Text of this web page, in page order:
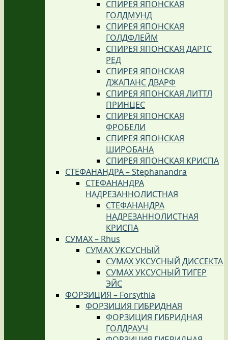
СПИРЕЯ ЯПОНСКАЯ
ГОЛДМУНД
СПИРЕЯ ЯПОНСКАЯ
ГОЛДФЛЕЙМ
СПИРЕЯ ЯПОНСКАЯ ДАРТС
РЕД
СПИРЕЯ ЯПОНСКАЯ
ДЖАПАНС ДВАРФ
СПИРЕЯ ЯПОНСКАЯ ЛИТТЛ
ПРИНЦЕС
СПИРЕЯ ЯПОНСКАЯ
ФРОБЕЛИ
СПИРЕЯ ЯПОНСКАЯ
ШИРОБАНА
СПИРЕЯ ЯПОНСКАЯ КРИСПА
СТЕФАНАНДРА – Stephanandra
СТЕФАНАНДРА
НАДРЕЗАННОЛИСТНАЯ
СТЕФАНАНДРА
НАДРЕЗАННОЛИСТНАЯ
КРИСПА
СУМАХ – Rhus
СУМАХ УКСУСНЫЙ
СУМАХ УКСУСНЫЙ ДИССЕКТА
СУМАХ УКСУСНЫЙ ТИГЕР
ЭЙС
ФОРЗИЦИЯ – Forsythia
ФОРЗИЦИЯ ГИБРИДНАЯ
ФОРЗИЦИЯ ГИБРИДНАЯ
ГОЛДРАУЧ